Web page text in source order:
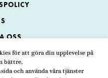
för att göra din upplevelse på
bättre.
och använda våra tjänster
OSS
Parker